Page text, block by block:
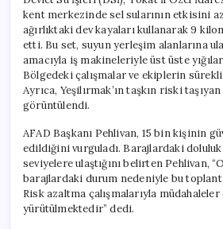
kent merkezinde sel sularının etkisini
ağırlıktaki dev kayaları kullanarak 9
etti. Bu set, suyun yerleşim alanlarına
amacıyla iş makineleriyle üst üste
Bölgedeki çalışmalar ve ekiplerin
Ayrıca, Yeşilırmak’ın taşkın riski
görüntülendi.
AFAD Başkanı Pehlivan, 15 bin kişinin
edildiğini vurguladı. Barajlardaki
seviyelere ulaştığını belirten Pehlivan,
barajlardaki durum nedeniyle bu
Risk azaltma çalışmalarıyla
yürütülmektedir” dedi.